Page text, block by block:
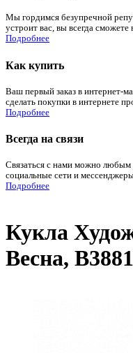
Мы гордимся безупречной
устроит вас, вы всегда сможете
Подробнее
Как купить
Ваш первый заказ в интернет-
сделать покупки в интернете
Подробнее
Всегда на связи
Связаться с нами можно любым
социальные сети и
Подробнее
Кукла
Весна, В3881